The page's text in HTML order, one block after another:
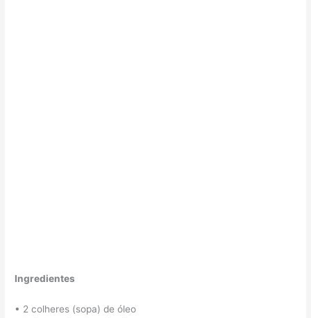
Ingredientes
• 2 colheres (sopa) de óleo